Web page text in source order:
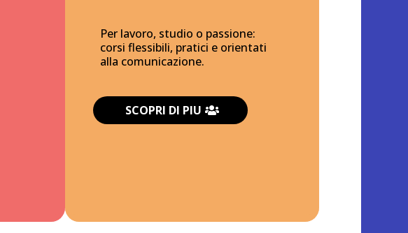
Per lavoro, studio o passione:
corsi flessibili, pratici e orientati
alla comunicazione.
SCOPRI DI PIU